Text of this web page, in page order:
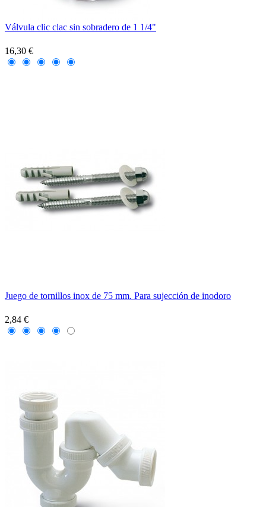
Válvula clic clac sin sobradero de 1 1/4"
16,30 €
Juego de tornillos inox de 75 mm. Para sujección de inodoro
2,84 €